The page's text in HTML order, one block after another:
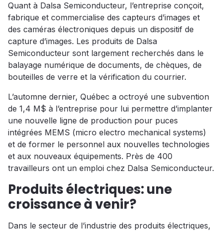
Quant à Dalsa Semiconducteur, l’entreprise conçoit,
fabrique et commercialise des capteurs d’images et
des caméras électroniques depuis un dispositif de
capture d’images. Les produits de Dalsa
Semiconducteur sont largement recherchés dans le
balayage numérique de documents, de chèques, de
bouteilles de verre et la vérification du courrier.
L’automne dernier, Québec a octroyé une subvention
de 1,4 M$ à l’entreprise pour lui permettre d’implanter
une nouvelle ligne de production pour puces
intégrées MEMS (micro electro mechanical systems)
et de former le personnel aux nouvelles technologies
et aux nouveaux équipements. Près de 400
travailleurs ont un emploi chez Dalsa Semiconducteur.
Produits électriques: une
croissance à venir?
Dans le secteur de l’industrie des produits électriques,